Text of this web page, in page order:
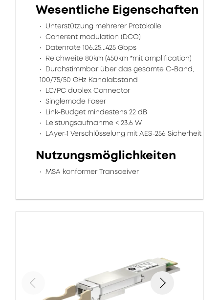
Wesentliche Eigenschaften
Unterstützung mehrerer Protokolle
Coherent modulation (DCO)
Datenrate 106.25...425 Gbps
Reichweite 80km (450km *mit amplification)
Durchstimmbar über das gesamte C-Band,
100/75/50 GHz Kanalabstand
LC/PC duplex Connector
Singlemode Faser
Link-Budget mindestens 22 dB
Leistungsaufnahme < 23.6 W
LAyer-1 Verschlüsselung mit AES-256 Sicherheit
Nutzungsmöglichkeiten
MSA konformer Transceiver